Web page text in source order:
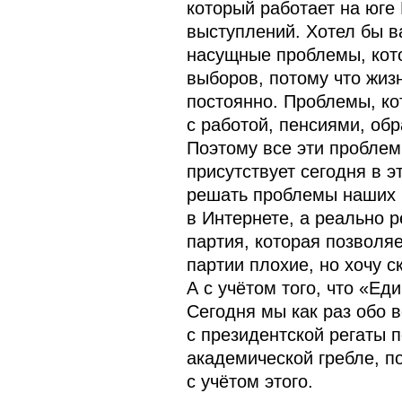
который работает на
выступлений. Хотел бы
насущные проблемы,
выборов, потому что
постоянно. Проблемы,
с работой, пенсиями,
Поэтому все эти
присутствует сегодня в
решать проблемы наших
в Интернете, а реально
партия, которая
партии плохие, но хочу
А с учётом того, что
Сегодня мы как раз обо
с президентской регаты
академической гребле,
с учётом этого.